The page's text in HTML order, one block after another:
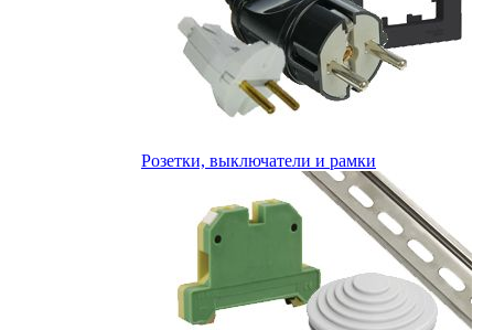
Розетки, выключатели и рамки